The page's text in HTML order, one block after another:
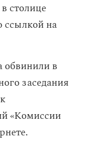
столице
ссылкой на
в
заседания
«Комиссии